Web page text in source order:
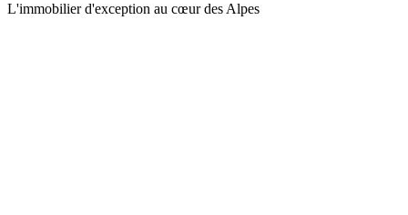
L'immobilier d'exception au cœur des Alpes